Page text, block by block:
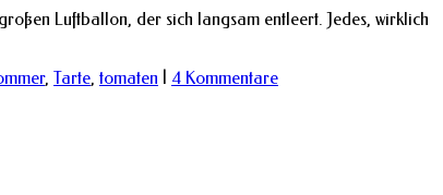
Luftballon, der sich langsam entleert. Jedes, wirklich
, Tarte, tomaten 4 Kommentare